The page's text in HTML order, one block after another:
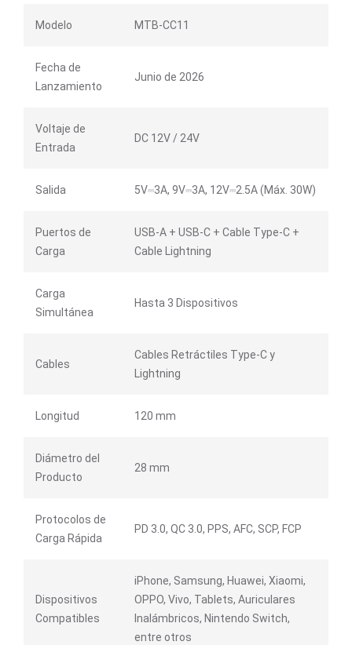
Modelo MTB-CC11
Fecha de
Lanzamiento
Junio de 2026
Voltaje de
Entrada
DC 12V / 24V
Salida 5V⎓3A, 9V⎓3A, 12V⎓2.5A (Máx. 30W)
Puertos de
Carga
USB-A + USB-C + Cable Type-C +
Cable Lightning
Carga
Simultánea
Hasta 3 Dispositivos
Cables
Cables Retráctiles Type-C y
Lightning
Longitud 120 mm
Diámetro del
Producto
28 mm
Protocolos de
Carga Rápida
PD 3.0, QC 3.0, PPS, AFC, SCP, FCP
Dispositivos
Compatibles
iPhone, Samsung, Huawei, Xiaomi,
OPPO, Vivo, Tablets, Auriculares
Inalámbricos, Nintendo Switch,
entre otros